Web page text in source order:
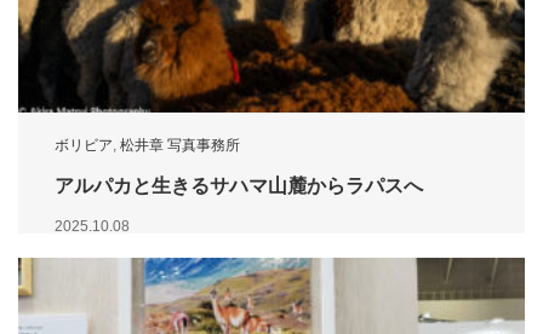
ボリビア, 松井章 写真事務所
アルパカと生きるサハマ山麓からラパスへ
2025.10.08